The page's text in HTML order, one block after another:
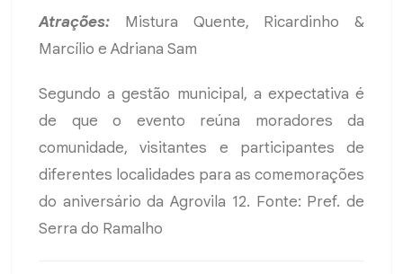
Atrações: Mistura Quente, Ricardinho &
Marcílio e Adriana Sam
Segundo a gestão municipal, a expectativa é
de que o evento reúna moradores da
comunidade, visitantes e participantes de
diferentes localidades para as comemorações
do aniversário da Agrovila 12. Fonte: Pref. de
Serra do Ramalho